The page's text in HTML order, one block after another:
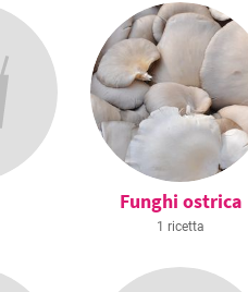
Funghi ostrica
1 ricetta